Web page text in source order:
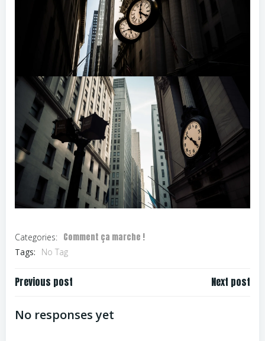
Categories: Comment ça marche !
Tags: No Tag
Navigation
l’article
Previous post Next post
No responses yet